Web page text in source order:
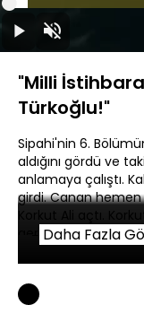
DuraklatSesi
Aç
Yüklendi:
"Milli
Türkoğlu!"
Sipahi'nin 6.
aldığını gördü ve
anlamaya çalıştı.
girdi. Canan hemen
Korkut Ali açtı.
gerçek kimliğini
Daha Fazla